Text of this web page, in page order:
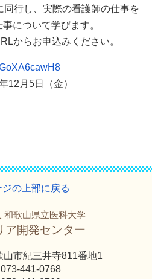
行し、実際の看護師の仕事を
について学びます。
からお申込みください。
12月5日（金）
ジの上部に戻る
和歌山県立医科大学
ア開発センター
山市紀三井寺811番地1
441-0768